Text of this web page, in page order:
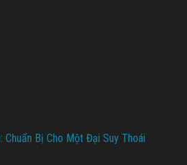
Chuẩn Bị Cho Một Đại Suy Thoái